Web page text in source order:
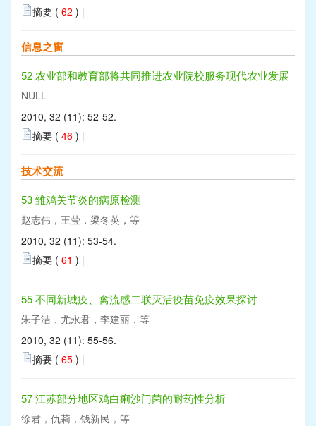
摘要 ( 62 ) |
信息之窗
52 农业部和教育部将共同推进农业院校服务现代农业发展
NULL
2010, 32 (11): 52-52.
摘要 ( 46 ) |
技术交流
53 雏鸡关节炎的病原检测
赵志伟，王莹，梁冬英，等
2010, 32 (11): 53-54.
摘要 ( 61 ) |
55 不同新城疫、禽流感二联灭活疫苗免疫效果探讨
朱子洁，尤永君，李建丽，等
2010, 32 (11): 55-56.
摘要 ( 65 ) |
57 江苏部分地区鸡白痢沙门菌的耐药性分析
徐君，仇莉，钱新民，等